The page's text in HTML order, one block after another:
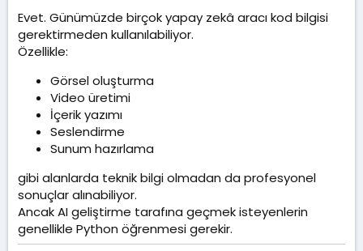
Evet. Günümüzde birçok yapay zekâ aracı kod bilgisi
gerektirmeden kullanılabiliyor.
Özellikle:
Görsel oluşturma
Video üretimi
İçerik yazımı
Seslendirme
Sunum hazırlama
gibi alanlarda teknik bilgi olmadan da profesyonel
sonuçlar alınabiliyor.
Ancak AI geliştirme tarafına geçmek isteyenlerin
genellikle Python öğrenmesi gerekir.